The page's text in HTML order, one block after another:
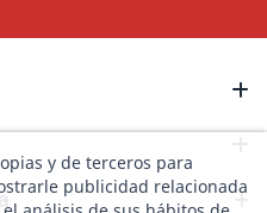
y de terceros para
publicidad relacionada